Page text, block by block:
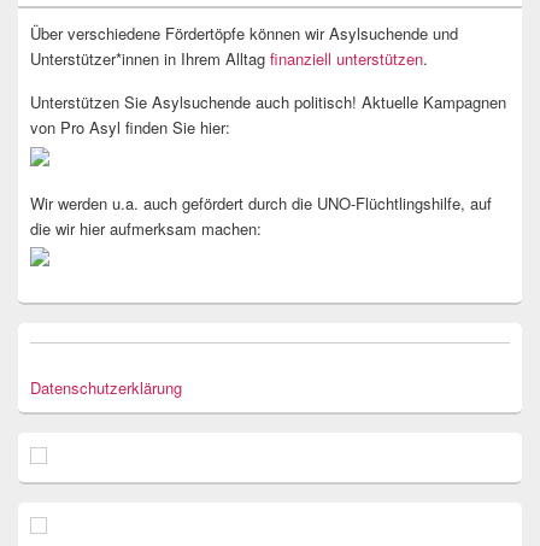
Über verschiedene Fördertöpfe können wir Asylsuchende und
Unterstützer*innen in Ihrem Alltag finanziell unterstützen.
Unterstützen Sie Asylsuchende auch politisch! Aktuelle Kampagnen
von Pro Asyl finden Sie hier:
Wir werden u.a. auch gefördert durch die UNO-Flüchtlingshilfe, auf
die wir hier aufmerksam machen:
Datenschutzerklärung